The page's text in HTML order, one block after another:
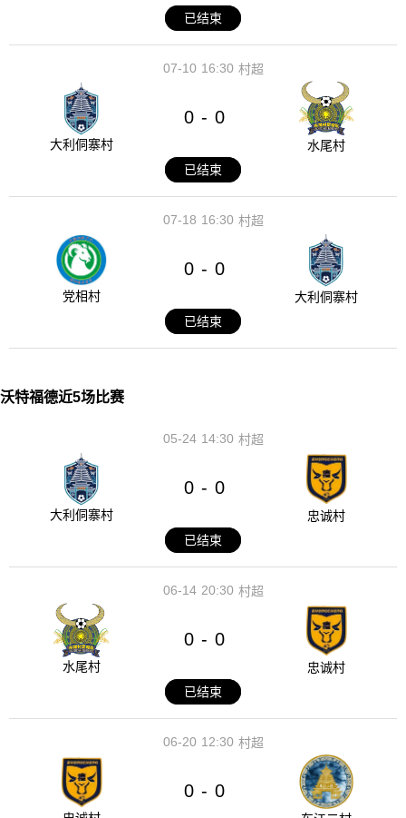
已结束
16:30
07-10 村超
大利侗寨村
0 - 0
水尾村
已结束
16:30
07-18 村超
党相村
0 - 0
大利侗寨村
已结束
沃特福德近5场比赛
14:30
05-24 村超
大利侗寨村
0 - 0
忠诚村
已结束
20:30
06-14 村超
水尾村
0 - 0
忠诚村
已结束
12:30
06-20 村超
0 - 0